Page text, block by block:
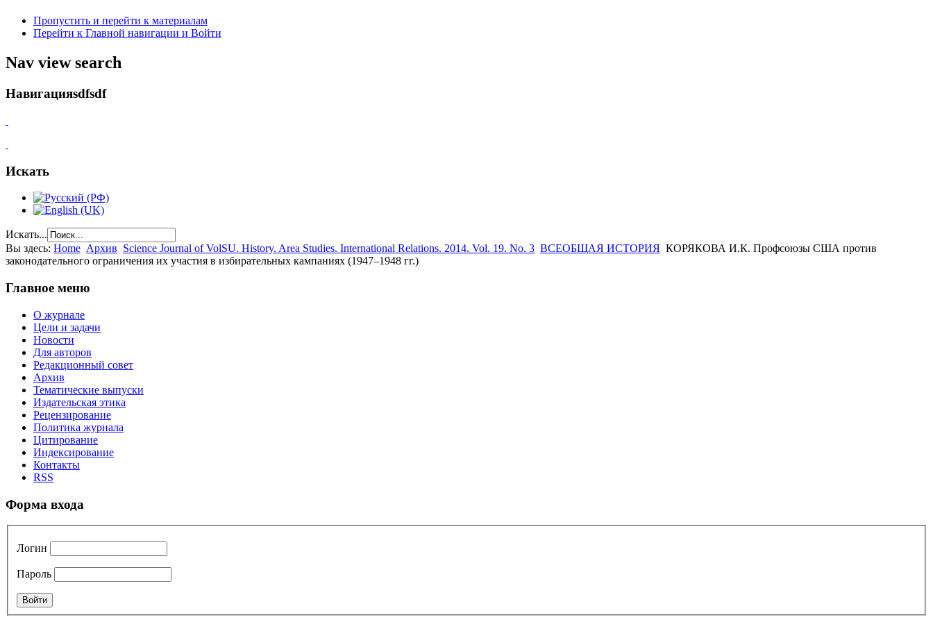
Пропустить и перейти к материалам
Перейти к Главной навигации и Войти
Nav view search
Навигацияsdfsdf
Искать
Искать...
Вы здесь: Home Архив Science Journal of VolSU. History. Area Studies. International Relations. 2014. Vol. 19. No. 3 ВСЕОБЩАЯ ИСТОРИЯ КОРЯКОВА И.К. Профсоюзы США против
законодательного ограничения их участия в избирательных кампаниях (1947–1948 гг.)
Главное меню
О журнале
Цели и задачи
Новости
Для авторов
Редакционный совет
Архив
Тематические выпуски
Издательская этика
Рецензирование
Политика журнала
Цитирование
Индексирование
Контакты
RSS
Форма входа
Логин
Пароль